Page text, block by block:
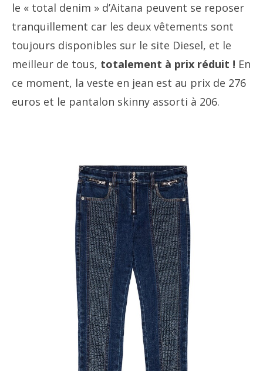
le « total denim » d’Aitana peuvent se reposer
tranquillement car les deux vêtements sont
toujours disponibles sur le site Diesel, et le
meilleur de tous, totalement à prix réduit ! En
ce moment, la veste en jean est au prix de 276
euros et le pantalon skinny assorti à 206.